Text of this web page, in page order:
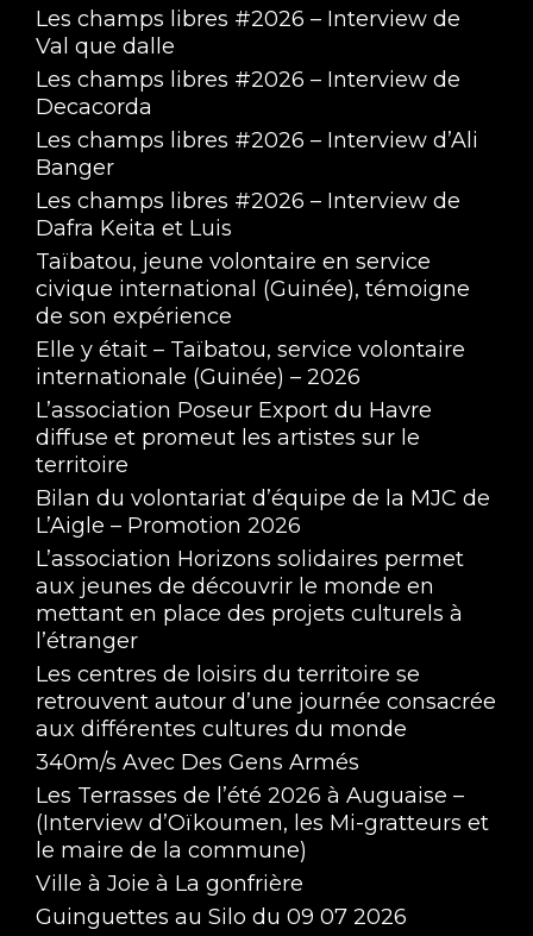
Les champs libres #2026 – Interview de
Val que dalle
Les champs libres #2026 – Interview de
Decacorda
Les champs libres #2026 – Interview d’Ali
Banger
Les champs libres #2026 – Interview de
Dafra Keita et Luis
Taïbatou, jeune volontaire en service
civique international (Guinée), témoigne
de son expérience
Elle y était – Taïbatou, service volontaire
internationale (Guinée) – 2026
L’association Poseur Export du Havre
diffuse et promeut les artistes sur le
territoire
Bilan du volontariat d’équipe de la MJC de
L’Aigle – Promotion 2026
L’association Horizons solidaires permet
aux jeunes de découvrir le monde en
mettant en place des projets culturels à
l’étranger
Les centres de loisirs du territoire se
retrouvent autour d’une journée consacrée
aux différentes cultures du monde
340m/s Avec Des Gens Armés
Les Terrasses de l’été 2026 à Auguaise –
(Interview d’Oïkoumen, les Mi-gratteurs et
le maire de la commune)
Ville à Joie à La gonfrière
Guinguettes au Silo du 09 07 2026